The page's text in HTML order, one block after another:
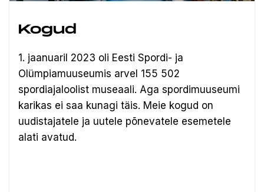
Kogud
1. jaanuaril 2023 oli Eesti Spordi- ja
Olümpiamuuseumis arvel 155 502
spordiajaloolist museaali. Aga spordimuuseumi
karikas ei saa kunagi täis. Meie kogud on
uudistajatele ja uutele põnevatele esemetele
alati avatud.